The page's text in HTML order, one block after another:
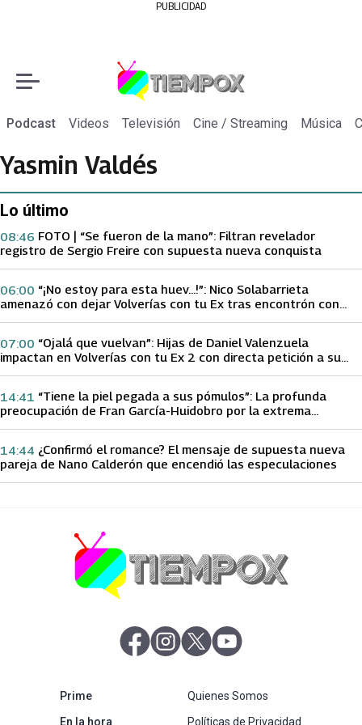
PUBLICIDAD
Podcast Videos Televisión Cine / Streaming Música
Yasmin Valdés
Lo último
FOTO | “Se fueron de la mano”: Filtran revelador
registro de Sergio Freire con supuesta nueva conquista
08:46
“¡No estoy para esta huev…!”: Nico Solabarrieta
amenazó con dejar Volverías con tu Ex tras encontrón con
06:00
“Ojalá que vuelvan”: Hijas de Daniel Valenzuela
impactan en Volverías con tu Ex 2 con directa petición a su
07:00
“Tiene la piel pegada a sus pómulos”: La profunda
preocupación de Fran García-Huidobro por la extrema
14:41
¿Confirmó el romance? El mensaje de supuesta nueva
pareja de Nano Calderón que encendió las especulaciones
14:44
abre en nueva pestaña
abre en nueva pestaña
abre en nueva pestaña
Primeabre en nueva pestaña
En la horaabre en nueva pestaña
Quienes Somos
Políticas de Privacidad